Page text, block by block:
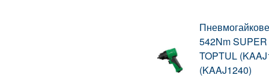
542Nm
TOPTUL
(KAAJ1240)